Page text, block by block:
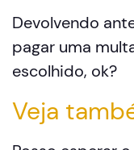
​​Devolvendo
pagar uma
escolhido, ok?​
Veja